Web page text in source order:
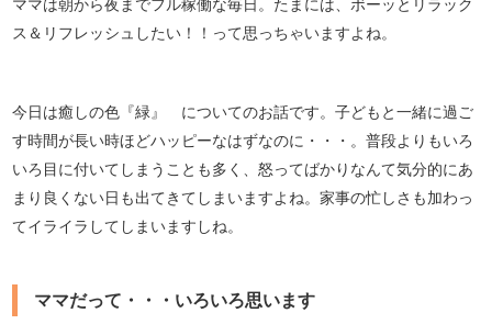
ス＆リフレッシュしたい！！って思っちゃいますよね。
今日は癒しの色『緑』 についてのお話です。子どもと一緒に過ご
す時間が長い時ほどハッピーなはずなのに・・・。普段よりもいろ
いろ目に付いてしまうことも多く、怒ってばかりなんて気分的にあ
まり良くない日も出てきてしまいますよね。家事の忙しさも加わっ
てイライラしてしまいますしね。
ママだって・・・いろいろ思います